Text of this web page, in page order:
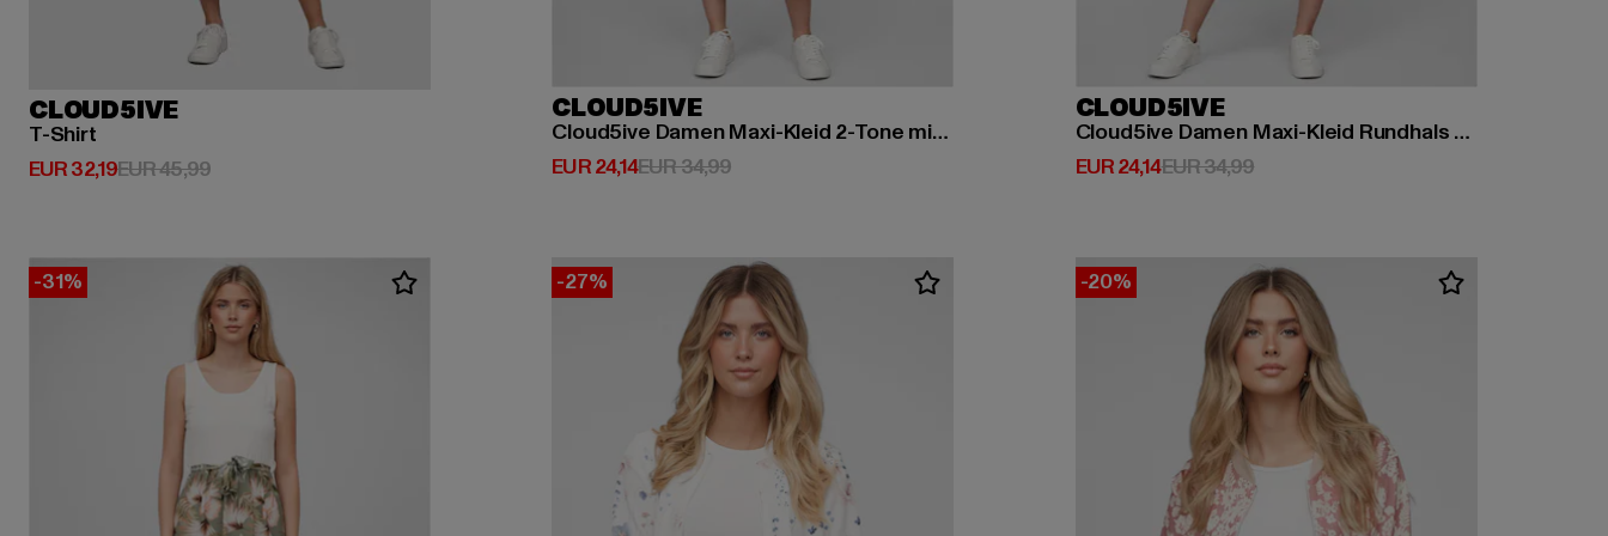
CLOUD5IVE
T-Shirt
EUR 32,19
Derzeitiger Preis: EUR 32,19
EUR 45,99Aktionspreis: EUR 45,99
CLOUD5IVE
Cloud5ive Damen Maxi-Kleid 2-Tone mit Palmen Print
EUR 24,14
Derzeitiger Preis: EUR 24,14
EUR 34,99Aktionspreis: EUR 34,99
CLOUD5IVE
Cloud5ive Damen Maxi-Kleid Rundhals mit Punkt Print
EUR 24,14
Derzeitiger Preis: EUR 24,14
EUR 34,99Aktionspreis: EUR 34,99
-31% -27% -20%